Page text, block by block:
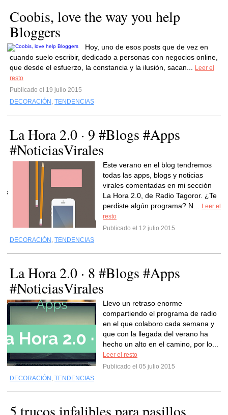
Coobis, love the way you help
Bloggers
Hoy, uno de esos posts que de vez en
cuando suelo escribir, dedicado a personas con negocios online,
que desde el esfuerzo, la constancia y la ilusión, sacan...
Leer el
resto
Publicado el 19 julio 2015
DECORACIÓN , TENDENCIAS
La Hora 2.0 · 9 #Blogs #Apps
#NoticiasVirales
Este verano en el blog tendremos
todas las apps, blogs y noticias
virales comentadas en mi sección
La Hora 2.0, de Radio Tagoror. ¿Te
perdiste algún programa? N...
Leer el
resto
Publicado el 12 julio 2015
DECORACIÓN , TENDENCIAS
La Hora 2.0 · 8 #Blogs #Apps
#NoticiasVirales
Llevo un retraso enorme
compartiendo el programa de radio
en el que colaboro cada semana y
que con la llegada del verano ha
hecho un alto en el camino, por lo...
Leer el resto
Publicado el 05 julio 2015
DECORACIÓN , TENDENCIAS
5 trucos infalibles para pasillos